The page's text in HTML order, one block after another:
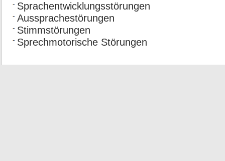
Sprachentwicklungsstörungen
Aussprachestörungen
Stimmstörungen
Sprechmotorische Störungen